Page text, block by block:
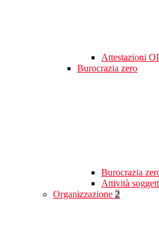
Attestazioni
Burocrazia zero
Burocrazia
Attività
Organizzazione 2